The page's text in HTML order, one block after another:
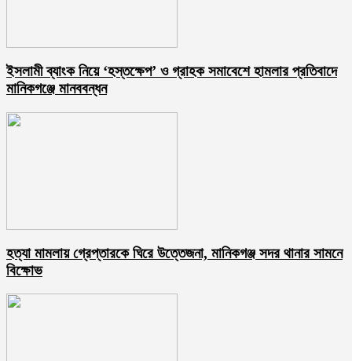
ইসলামী ব্যাংক নিয়ে ‘হস্তক্ষেপ’ ও গ্রাহক সমাবেশে হামলার প্রতিবাদে
মানিকগঞ্জে মানববন্ধন
হত্যা মামলায় গ্রেপ্তারকে ঘিরে উত্তেজনা, মানিকগঞ্জ সদর থানার সামনে
বিক্ষোভ